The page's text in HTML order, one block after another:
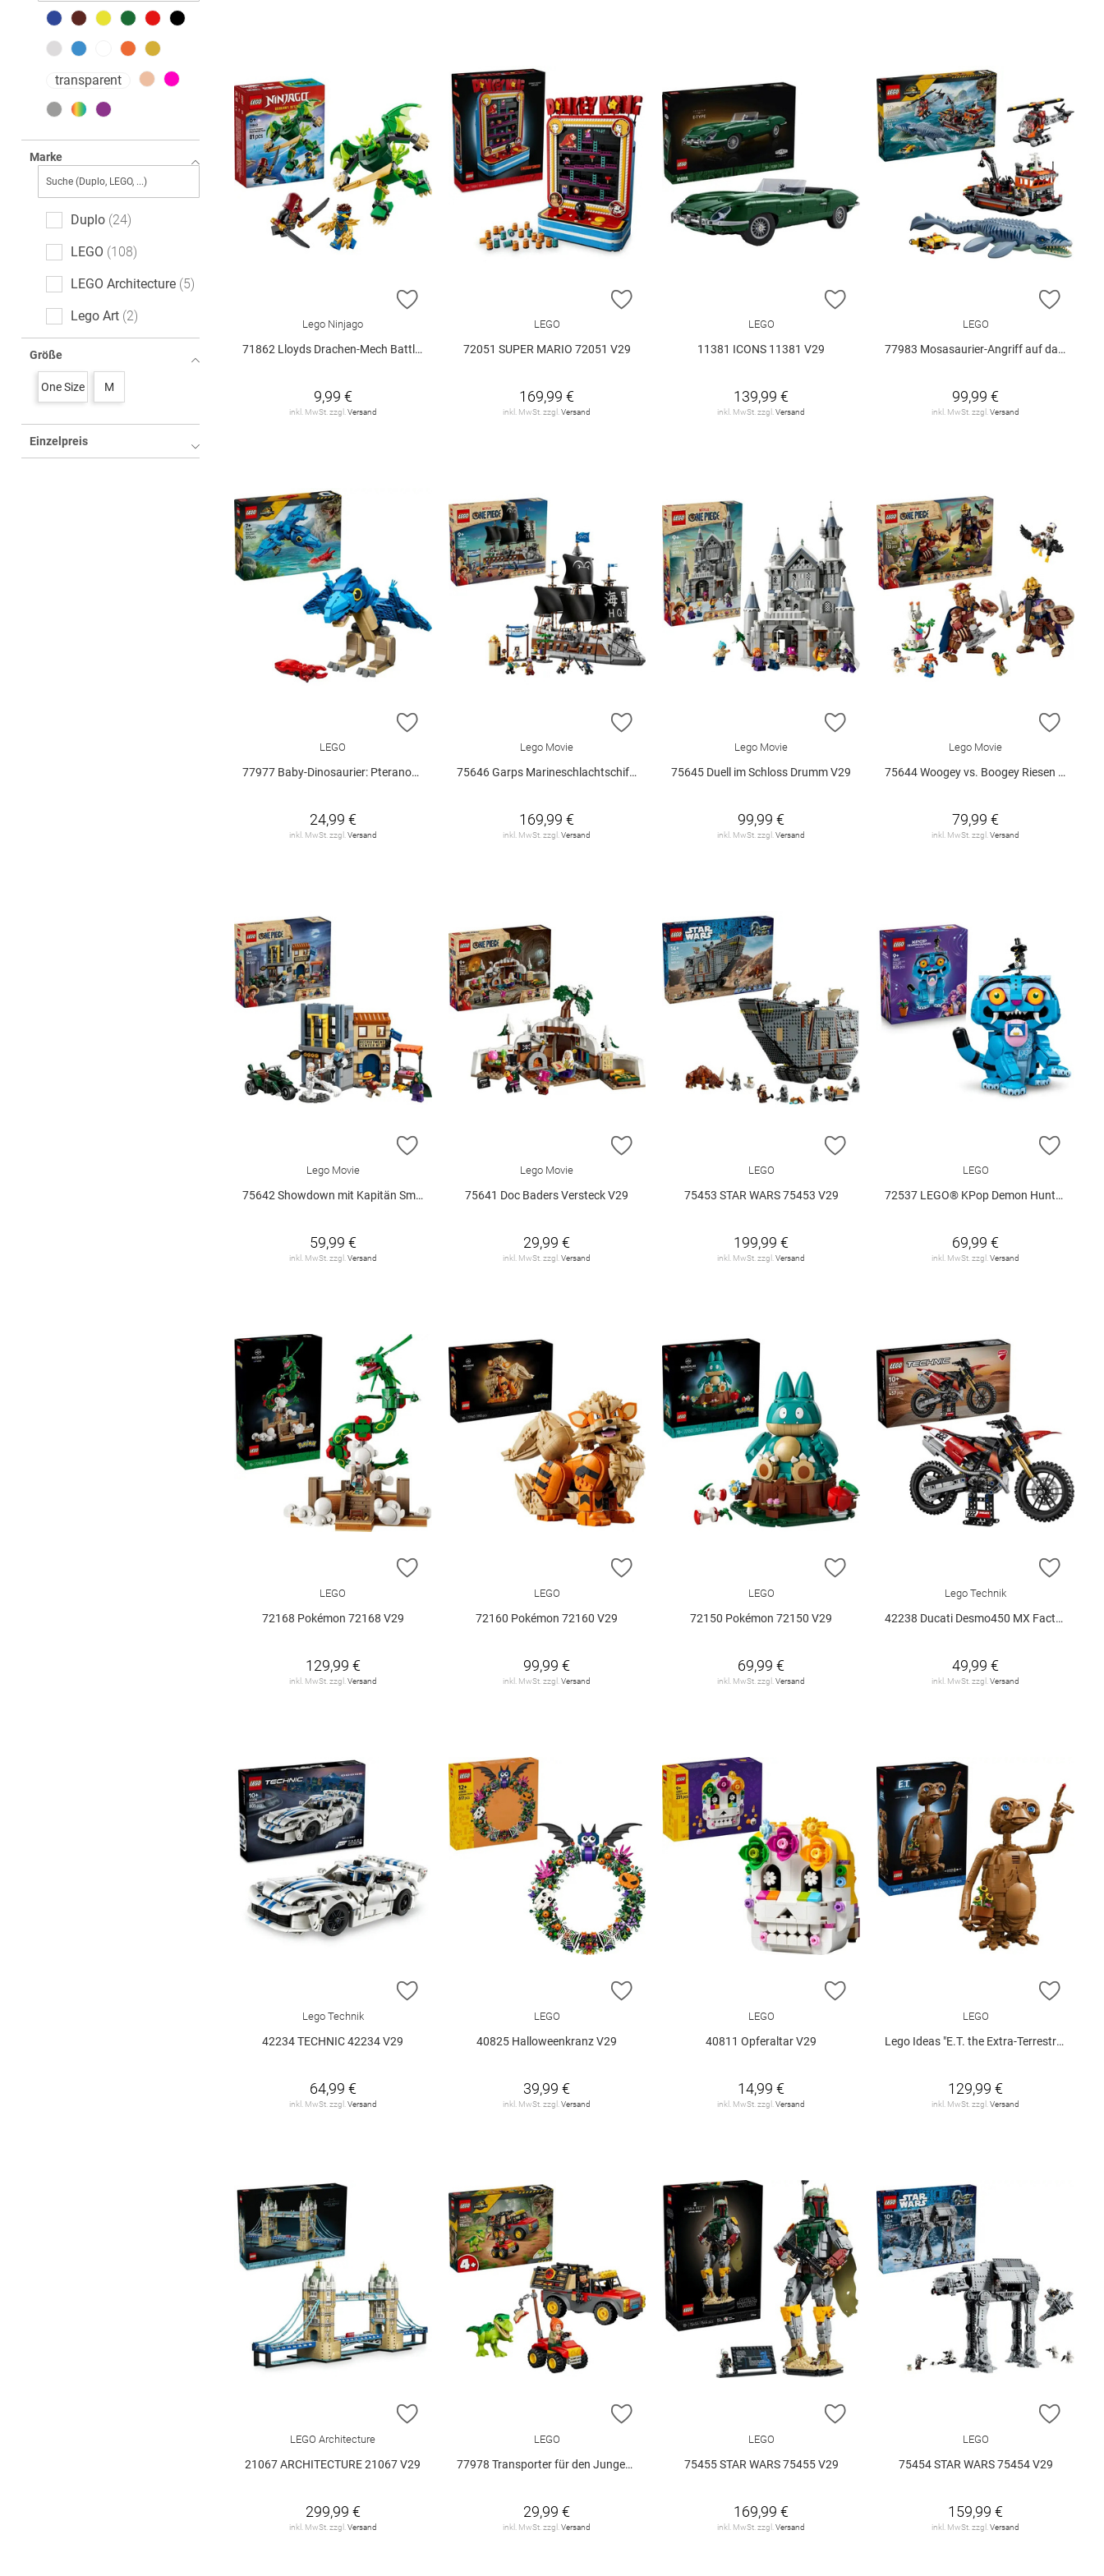
transparent
Marke
Duplo 24
LEGO 108
LEGO Architecture 5
Lego Art 2
Lego Classic
Lego Disney
Größe
One Size M
Einzelpreis
ZUR WUNSCHLISTE HINZUFÜGEN
Lego Ninjago
71862 Lloyds Drachen-Mech Battle Set V29
9,99 €
inkl. MwSt. zzgl. Versand
ZUR WUNSCHLISTE HINZUFÜGEN
LEGO
72051 SUPER MARIO 72051 V29
169,99 €
inkl. MwSt. zzgl.Versand
LEGO
11381 ICONS 11381 V29
139,99 €
inkl. MwSt. zzgl.Versand
ZUR
LEGO
77983 Mosasaurier-Angriff auf das.. V29
99,99 €
inkl. MwSt. zzgl.Versand
ZUR WUNSCHLISTE HINZUFÜGEN
LEGO
77977 Baby-Dinosaurier: Pteranodon V29
24,99 €
inkl. MwSt. zzgl. Versand
ZUR WUNSCHLISTE HINZUFÜGEN
Lego Movie
75646 Garps Marineschlachtschiff V29
169,99 €
inkl. MwSt. zzgl.Versand
Lego Movie
75645 Duell im Schloss Drumm V29
99,99 €
inkl. MwSt. zzgl.Versand
ZUR
Lego Movie
75644 Woogey vs. Boogey Riesen a.. V29
79,99 €
inkl. MwSt. zzgl.Versand
ZUR WUNSCHLISTE HINZUFÜGEN
Lego Movie
75642 Showdown mit Kapitän Smoker V29
59,99 €
inkl. MwSt. zzgl. Versand
ZUR WUNSCHLISTE HINZUFÜGEN
Lego Movie
75641 Doc Baders Versteck V29
29,99 €
inkl. MwSt. zzgl.Versand
LEGO
75453 STAR WARS 75453 V29
199,99 €
inkl. MwSt. zzgl.Versand
ZUR
LEGO
72537 LEGO® KPop Demon Hunters 72537 V29
69,99 €
inkl. MwSt. zzgl.Versand
ZUR WUNSCHLISTE HINZUFÜGEN
LEGO
72168 Pokémon 72168 V29
129,99 €
inkl. MwSt. zzgl. Versand
ZUR WUNSCHLISTE HINZUFÜGEN
LEGO
72160 Pokémon 72160 V29
99,99 €
inkl. MwSt. zzgl.Versand
LEGO
72150 Pokémon 72150 V29
69,99 €
inkl. MwSt. zzgl.Versand
ZUR
Lego Technik
42238 Ducati Desmo450 MX Factory M.. V29
49,99 €
inkl. MwSt. zzgl.Versand
ZUR WUNSCHLISTE HINZUFÜGEN
Lego Technik
42234 TECHNIC 42234 V29
64,99 €
inkl. MwSt. zzgl. Versand
ZUR WUNSCHLISTE HINZUFÜGEN
LEGO
40825 Halloweenkranz V29
39,99 €
inkl. MwSt. zzgl.Versand
LEGO
40811 Opferaltar V29
14,99 €
inkl. MwSt. zzgl.Versand
ZUR
LEGO
Lego Ideas "E.T. the Extra-Terrestrial" (21370)
129,99 €
inkl. MwSt. zzgl.Versand
ZUR WUNSCHLISTE HINZUFÜGEN
LEGO Architecture
21067 ARCHITECTURE 21067 V29
299,99 €
inkl. MwSt. zzgl. Versand
ZUR WUNSCHLISTE HINZUFÜGEN
LEGO
77978 Transporter für den Jungen T.. V29
29,99 €
inkl. MwSt. zzgl.Versand
LEGO
75455 STAR WARS 75455 V29
169,99 €
inkl. MwSt. zzgl.Versand
ZUR
LEGO
75454 STAR WARS 75454 V29
159,99 €
inkl. MwSt. zzgl.Versand